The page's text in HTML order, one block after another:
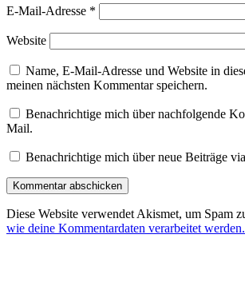
E-Mail-Adresse *
Website
Name, E-Mail-Adresse und Website in
meinen nächsten Kommentar speichern.
Benachrichtige mich über nachfolgende
Mail.
Benachrichtige mich über neue Beiträge
Diese Website verwendet Akismet, um Spam
wie deine Kommentardaten verarbeitet werden.